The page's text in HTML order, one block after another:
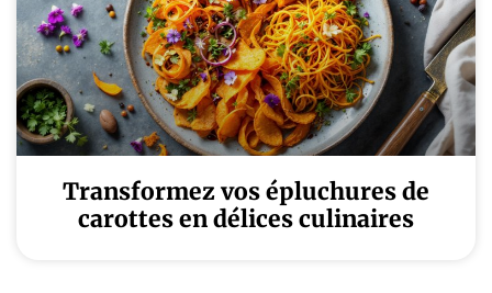
Transformez vos épluchures de
carottes en délices culinaires